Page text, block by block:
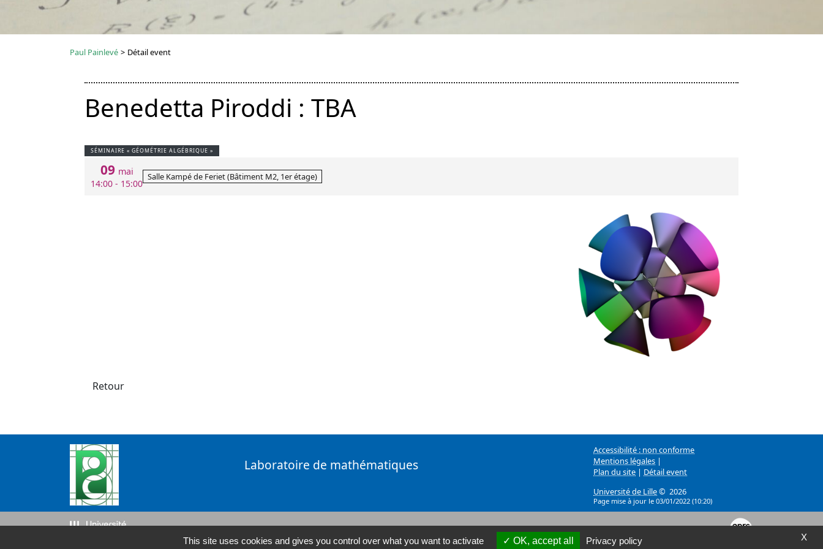
Paul Painlevé > Détail event
Benedetta Piroddi : TBA
SÉMINAIRE « GÉOMÉTRIE ALGÉBRIQUE »
09 mai
14:00 - 15:00
Salle Kampé de Feriet (Bâtiment M2, 1er étage)
Retour
Laboratoire de mathématiques
Accessibilité : non conforme
Mentions légales |
Plan du site | Détail event
Université de Lille© 2026
Page mise à jour le 03/01/2022 (10:20)
X
This site uses cookies and gives you control over what you want to activate OK, accept all Privacy policy